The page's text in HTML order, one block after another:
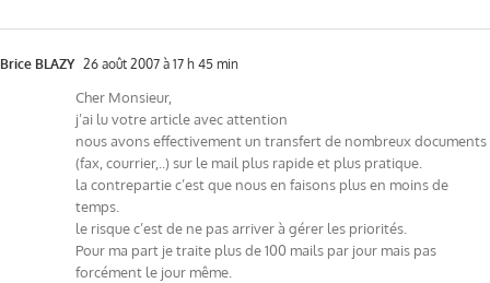
Brice BLAZY 26 août 2007 à 17 h 45 min
Cher Monsieur,
j’ai lu votre article avec attention
nous avons effectivement un transfert de nombreux documents
(fax, courrier,..) sur le mail plus rapide et plus pratique.
la contrepartie c’est que nous en faisons plus en moins de
temps.
le risque c’est de ne pas arriver à gérer les priorités.
Pour ma part je traite plus de 100 mails par jour mais pas
forcément le jour même.